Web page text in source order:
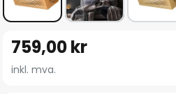
begynnelsen
759,00 kr
inkl. mva.